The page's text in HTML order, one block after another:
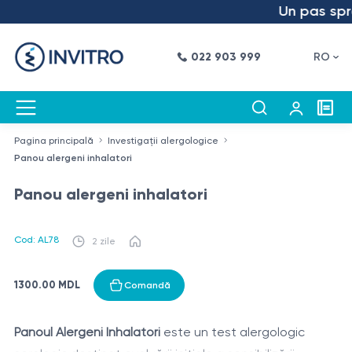
Un pas
022 903 999 RO
Pagina principală
Investigații alergologice
Panou alergeni inhalatori
Panou alergeni inhalatori
Cod: AL78 2 zile
1300.00 MDL Comandă
Panoul Alergeni Inhalatorieste un test alergologic